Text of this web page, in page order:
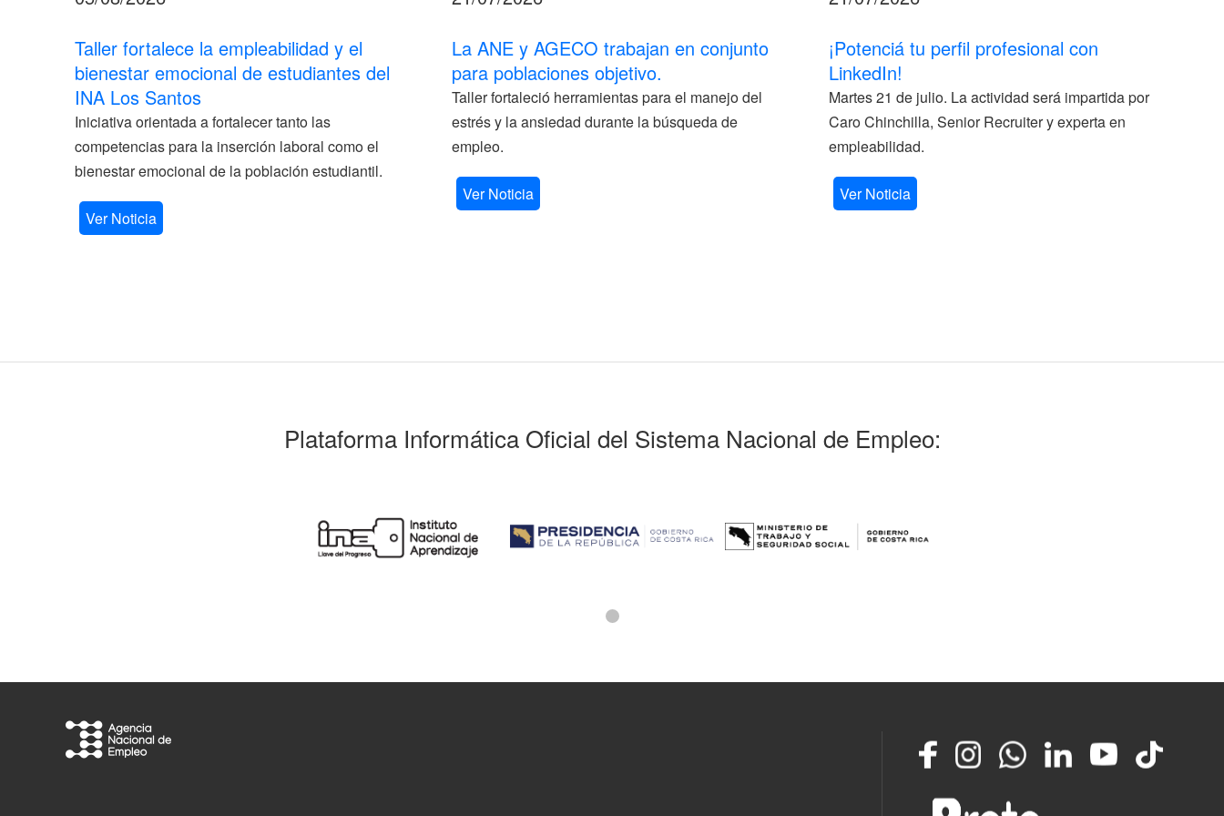
Taller fortalece la empleabilidad y el
bienestar emocional de estudiantes del
INA Los Santos
Iniciativa orientada a fortalecer tanto las
competencias para la inserción laboral como el
bienestar emocional de la población estudiantil.
Ver Noticia
La ANE y AGECO trabajan en conjunto
para poblaciones objetivo.
Taller fortaleció herramientas para el manejo del
estrés y la ansiedad durante la búsqueda de
empleo.
Ver Noticia
¡Potenciá tu perfil profesional con
LinkedIn!
Martes 21 de julio. La actividad será impartida por
Caro Chinchilla, Senior Recruiter y experta en
empleabilidad.
Ver Noticia
Plataforma Informática Oficial del Sistema Nacional de Empleo:
FacebookInstagramWhatsappLinkedInYouTube
TikTok